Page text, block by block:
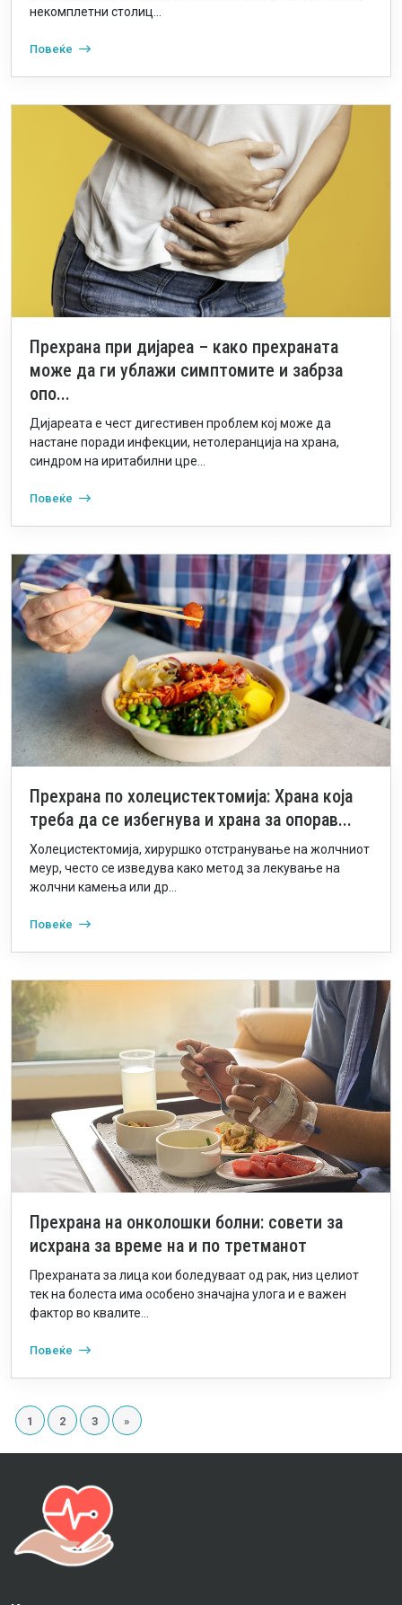
некомплетни столиц...
Повеќе
Прехрана при дијареа – како прехраната
може да ги ублажи симптомите и забрза
опо...
Дијареата е чест дигестивен проблем кој може да
настане поради инфекции, нетолеранција на храна,
синдром на иритабилни цре...
Повеќе
Прехрана по холецистектомија: Храна која
треба да се избегнува и храна за опорав...
Холецистектомија, хируршко отстранување на жолчниот
меур, често се изведува како метод за лекување на
жолчни камења или др...
Повеќе
Прехрана на онколошки болни: совети за
исхрана за време на и по третманот
Прехраната за лица кои боледуваат од рак, низ целиот
тек на болеста има особено значајна улога и е важен
фактор во квалите...
Повеќе
1 2 3 »